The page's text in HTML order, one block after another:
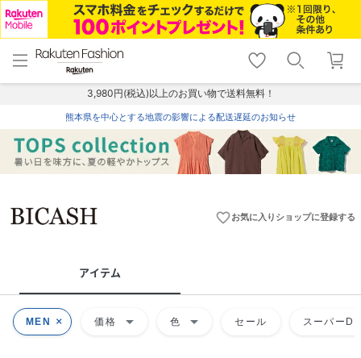
menu home
トップ
shopping_cart lock_outline
ログイン
3,980円(税込)以上のお買い物で送料無料！
熊本県を中心とする地震の影響による配送遅延のお知らせ
favorite_borderお気に入りショップに登録する
アイテム
MEN 価格 arrow_drop_down 色 arrow_drop_down セール スーパー